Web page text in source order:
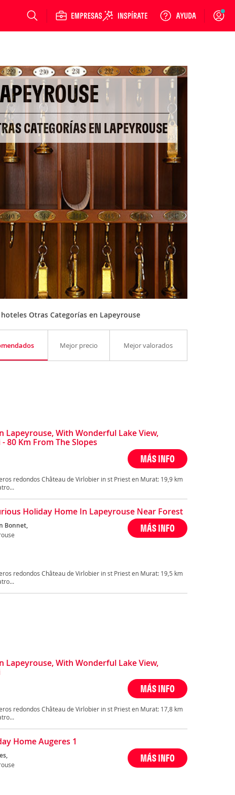
Login
CATEGORÍAS EN LAPEYROUSE
Otras Categorías en Lapeyrouse
Mejor precio Mejor valorados
Lapeyrouse, With Wonderful Lake View,
80 Km From The Slopes
MÁS INFO
redondos Château de Virlobier in st Priest en Murat: 19,9 km
Holiday Home In Lapeyrouse Near Forest
Bonnet, MÁS INFO
redondos Château de Virlobier in st Priest en Murat: 19,5 km
Lapeyrouse, With Wonderful Lake View,
MÁS INFO
redondos Château de Virlobier in st Priest en Murat: 17,8 km
Home Augeres 1
MÁS INFO